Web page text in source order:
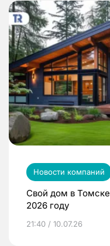
Новости компаний
Свой дом в
2026 году
21:40 / 10.07.26